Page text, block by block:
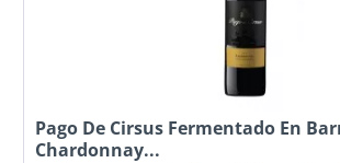
Pago De Cirsus Fermentado En
Chardonnay...